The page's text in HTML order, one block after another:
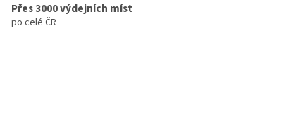
Přes 3000 výdejních míst
po celé ČR